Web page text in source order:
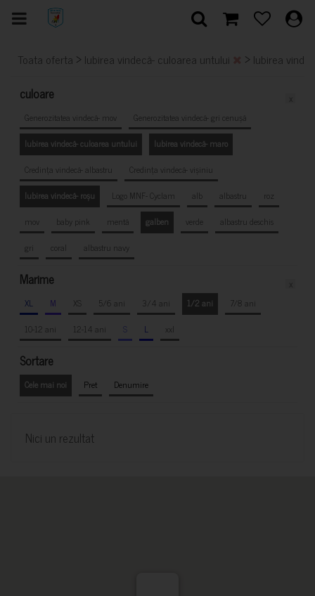
Toata oferta > Iubirea vindecă- culoarea untului > Iubirea
culoare
Generozitatea vindecă- mov
Generozitatea vindecă- gri cenușă
Iubirea vindecă- culoarea untului
Iubirea vindecă- maro
Credința vindecă- albastru
Credința vindecă- vișiniu
Iubirea vindecă- roșu
Logo MNF- Cyclam alb albastru
roz
mov
baby pink mentă galben verde
albastru deschis
gri
coral albastru navy
Marime
XL M XS 5/6 ani 3/4 ani 1/2 ani
7/8 ani
10-12 ani
12-14 ani S L xxl
Sortare
Cele mai noi Pret Denumire
Nici un rezultat